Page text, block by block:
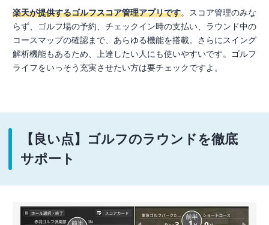
楽天が提供するゴルフスコア管理アプリです。スコア管理のみな
らず、ゴルフ場の予約、チェックイン時の支払い、ラウンド中の
コースマップの確認まで、あらゆる機能を搭載。さらにスイング
解析機能もあるため、上達したい人にも使いやすいです。ゴルフ
ライフをいっそう充実させたい方は要チェックですよ。
【良い点】ゴルフのラウンドを徹底
サポート